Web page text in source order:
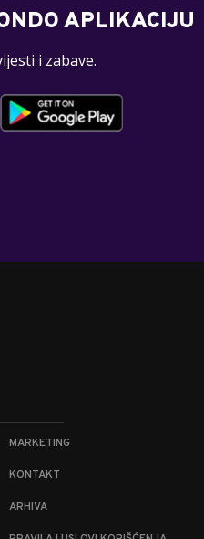
APLIKACIJU
i zabave.
MARKETING
KONTAKT
ARHIVA